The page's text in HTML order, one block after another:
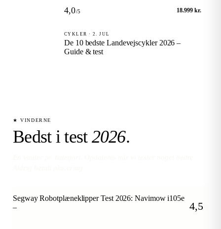
4,0/5 18.999 kr.
CYKLER · 2. JUL
De 10 bedste Landevejscykler 2026 –
Guide & test
★ VINDERNE
Bedst i test 2026.
Segway Robotplæneklipper Test 2026: Navimow i105e
–
4,5